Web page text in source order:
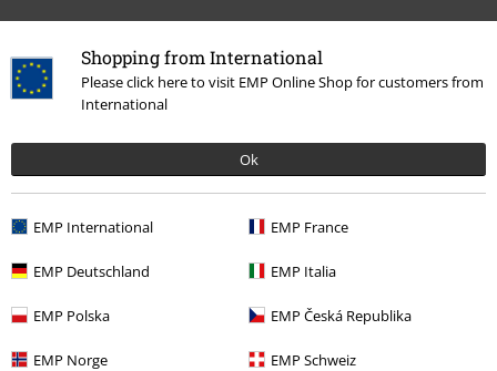
Shopping from International
Please click here to visit EMP Online Shop for customers from
International
Ok
EMP International EMP France
EMP Deutschland EMP Italia
EMP Polska EMP Česká Republika
EMP Norge EMP Schweiz
Última visita